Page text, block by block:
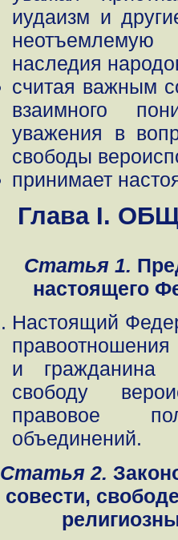
иудаизм и
наследия
считая важным
взаимного
уважения в
свободы
принимает
Глава I.
Статья 1.
настоящего
Настоящий
и гражданина
свободу
правовое
объединений.
Статья 2.
совести,